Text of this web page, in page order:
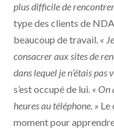
plus difficile de rencontrer
type des clients de
beaucoup de travail. «
consacrer aux sites de
dans lequel je n’étais pas
s’est occupé de lui. « On
heures au téléphone. » Le
moment pour